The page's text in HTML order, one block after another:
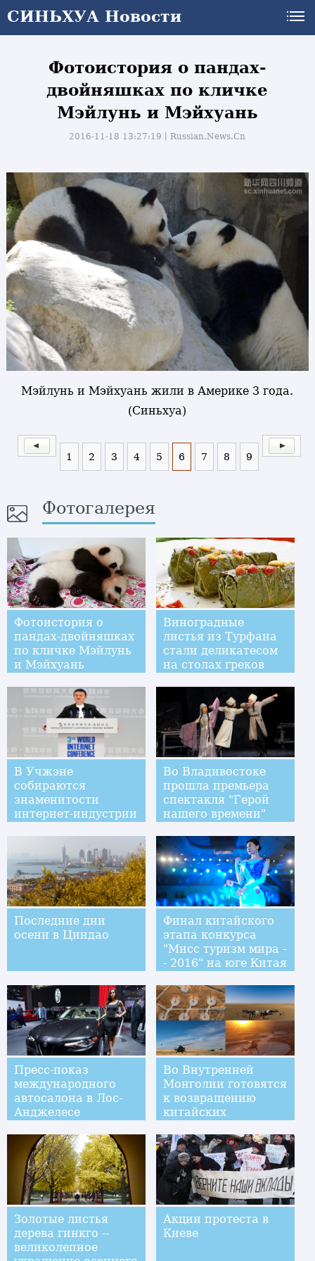
СИНЬХУА Новости
Фотоистория о пандах-
двойняшках по кличке
Мэйлунь и Мэйхуань
2016-11-18 13:27:19丨Russian.News.Cn
Мэйлунь и Мэйхуань жили в Америке 3 года.
(Синьхуа)
1 2 3 4 5 6 7 8 9
Фотогалерея
Фотоистория о
пандах-двойняшках
по кличке Мэйлунь
и Мэйхуань
Виноградные
листья из Турфана
стали деликатесом
на столах греков
В Учжэне
собираются
знаменитости
интернет-индустрии
Во Владивостоке
прошла премьера
спектакля "Герой
нашего времени"
Последние дни
осени в Циндао
Финал китайского
этапа конкурса
"Мисс туризм мира -
- 2016" на юге Китая
Пресс-показ
международного
автосалона в Лос-
Анджелесе
Во Внутренней
Монголии готовятся
к возвращению
китайских
Золотые листья
дерева гинкго --
великолепное
Акции протеста в
Киеве